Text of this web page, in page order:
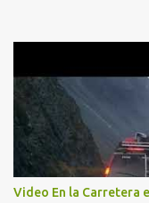
Video En la Carretera